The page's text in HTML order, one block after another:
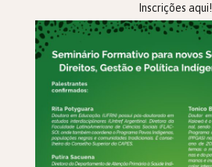
Inscrições aqui!